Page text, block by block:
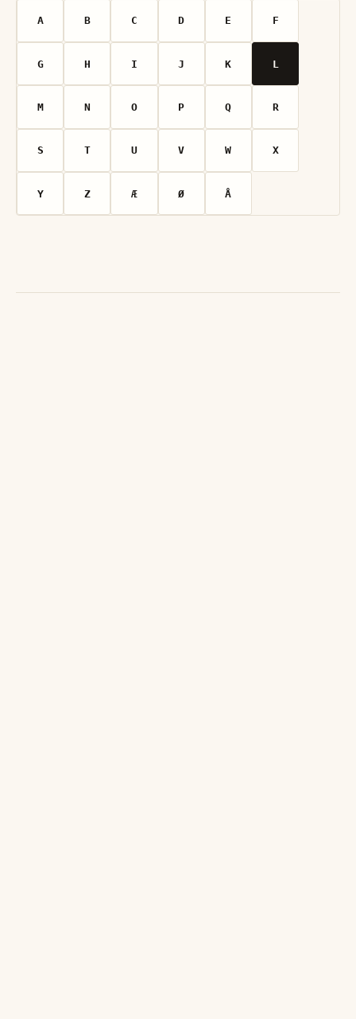
A B C D E F
G H I J K L
M N O P Q R
S T U V W X
Y Z Æ Ø Å